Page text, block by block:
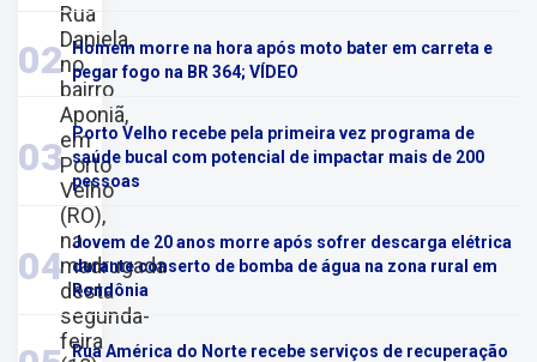
Rua
Daniela,
no
bairro
Aponiã,
em
Porto
Velho
(RO),
na
madrugada
desta
segunda-
feira
02
Homem morre na hora após moto bater em carreta e
pegar fogo na BR 364; VÍDEO
03
Porto Velho recebe pela primeira vez programa de
saúde bucal com potencial de impactar mais de 200
pessoas
04
Jovem de 20 anos morre após sofrer descarga elétrica
durante conserto de bomba de água na zona rural em
Rondônia
Rua América do Norte recebe serviços de recuperação